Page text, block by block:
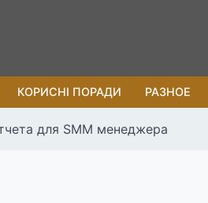
КОРИСНІ ПОРАДИ РАЗНОЕ
для SMM менеджера